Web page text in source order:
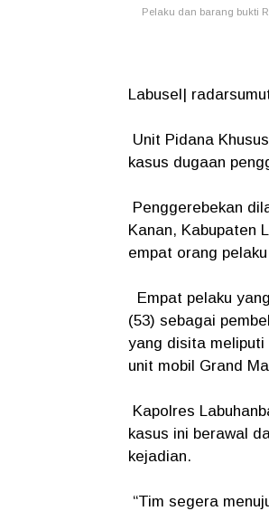
Pelaku dan barang bukti
Labusel|
Unit Pidana
kasus dugaan
Penggerebekan
Kanan, Kabupaten
empat orang
Empat pelaku
(53) sebagai
yang disita meliputi
unit mobil Grand
Kapolres
kasus ini berawal
kejadian.
“Tim segera